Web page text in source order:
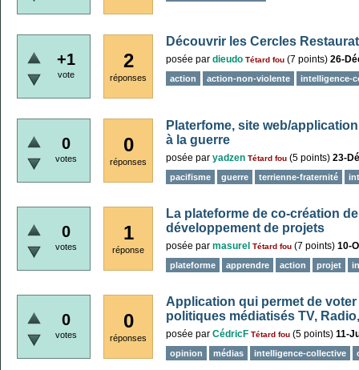
+1
vote
2
réponses
Découvrir les Cercles
posée par dieudo Tétard fou (7 points) 26-
action action-non-violente intelligence-
0
votes
0
réponses
Platerfome, site web/
à la guerre
posée par yadzen Tétard fou (5 points) 23-
pacifisme guerre terrienne-fraternité
0
votes
1
réponse
La plateforme de co-création
développement de projets
posée par masurel Tétard fou (7 points) 10-
plateforme apprendre action projet
0
votes
0
réponses
Application qui permet de
politiques médiatisés TV,
posée par CédricF Tétard fou (5 points) 11-
opinion médias intelligence-collective